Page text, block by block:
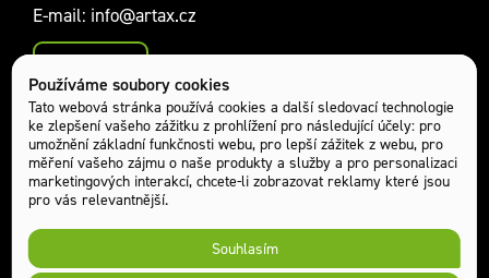
Používáme soubory cookies
Tato webová stránka používá cookies a další sledovací technologie
ke zlepšení vašeho zážitku z prohlížení pro následující účely: pro
umožnění základní funkčnosti webu, pro lepší zážitek z webu, pro
měření vašeho zájmu o naše produkty a služby a pro personalizaci
marketingových interakcí,chcete-li zobrazovat reklamy které jsou
pro vás relevantnější.
Souhlasím
Sociální sítě:
E-mail: info@artax.cz
Kontakty